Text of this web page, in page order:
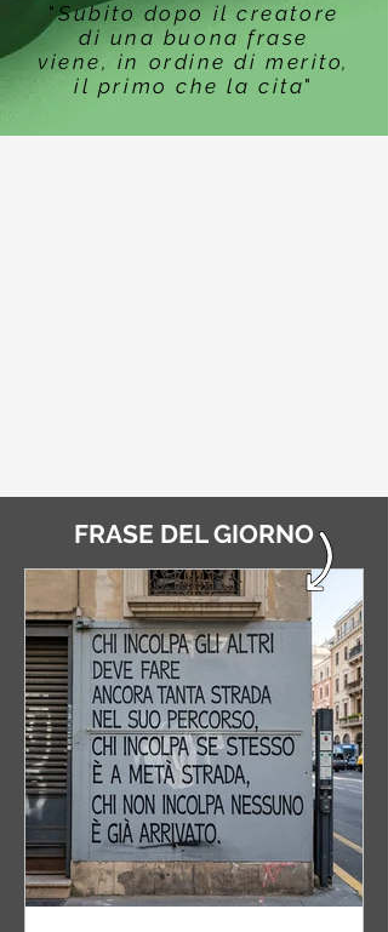
"Subito dopo il creatore
di una buona frase
viene, in ordine di merito,
il primo che la cita"
FRASE DEL GIORNO